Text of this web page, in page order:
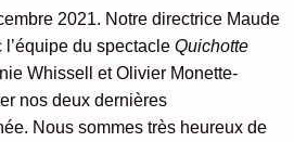
2021. Notre directrice Maude
du spectacle Quichotte
Whissell et Olivier Monette-
nos deux dernières
Nous sommes très heureux de